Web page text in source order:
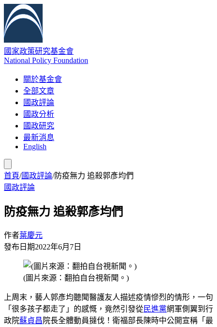
國家政策研究基金會
National Policy Foundation
關於基金會
全部文章
國政評論
國政分析
國政研究
最新消息
English
首頁/國政評論/防疫無力 追殺郭彥均們
國政評論
防疫無力 追殺郭彥均們
作者葉慶元
發布日期2022年6月7日
(圖片來源：翻拍自台視新聞。)
上周末，藝人郭彥均聽聞醫護友人描述疫情慘烈的情形，一句
「很多孩子都走了」的感慨，竟然引發從民進黨網軍側翼到行
政院蘇貞昌 院長全體動員撻伐！衛福部長陳時中公開宣稱「最